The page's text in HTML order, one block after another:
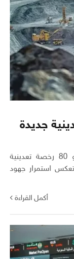
تعدينية جديدة
أصدرت وزارة الصناعة والثروة المعدنية نحو 80 رخصة تعدينية
في خطوة تعكس استمرار جهود
أكمل القراءة